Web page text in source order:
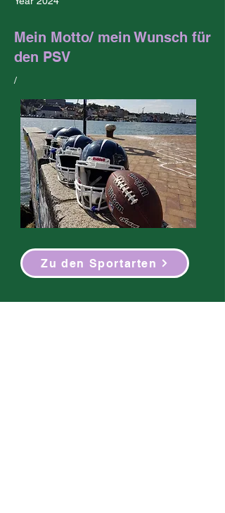
Mein Motto/ mein Wunsch für
den PSV
/
Zu den Sportarten